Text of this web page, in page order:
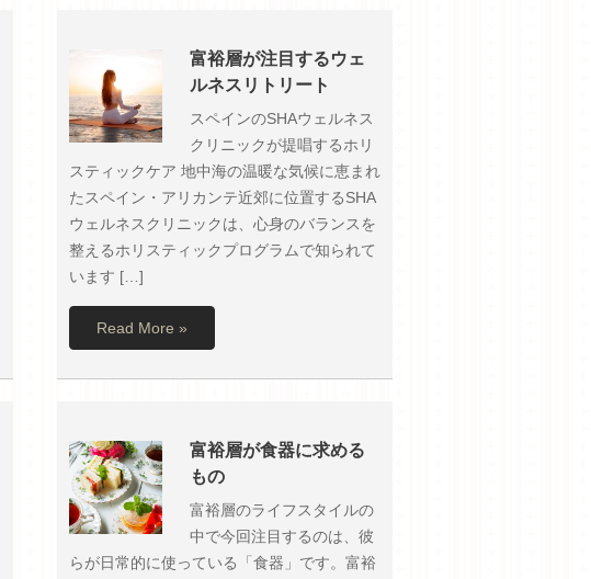
富裕層が注目するウェ
ルネスリトリート
スペインのSHAウェルネス
クリニックが提唱するホリ
スティックケア 地中海の温暖な気候に恵まれ
たスペイン・アリカンテ近郊に位置するSHA
ウェルネスクリニックは、心身のバランスを
整えるホリスティックプログラムで知られて
います […]
Read More »
富裕層が食器に求める
もの
富裕層のライフスタイルの
中で今回注目するのは、彼
らが日常的に使っている「食器」です。富裕